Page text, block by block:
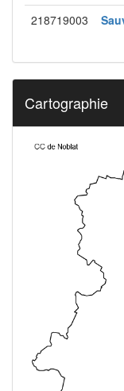
218719003
Cartographie